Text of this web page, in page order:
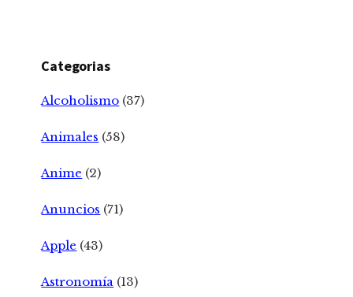
Categorias
Alcoholismo (37)
Animales (58)
Anime (2)
Anuncios (71)
Apple (43)
Astronomía (13)